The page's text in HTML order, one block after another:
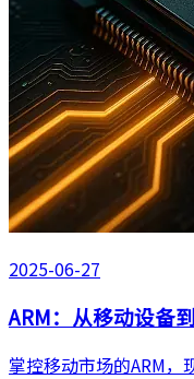
2025-06-27
ARM：从移动设备
掌控移动市场的ARM，